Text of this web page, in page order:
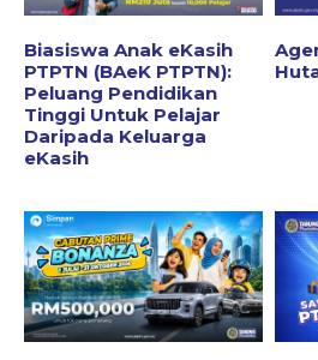
Biasiswa Anak eKasih
PTPTN (BAeK PTPTN):
Peluang Pendidikan
Tinggi Untuk Pelajar
Daripada Keluarga
eKasih